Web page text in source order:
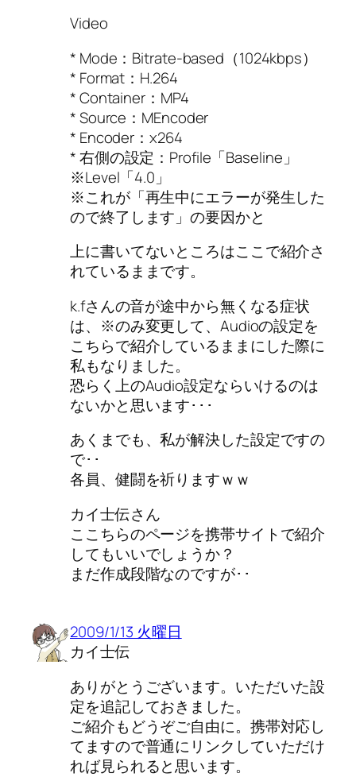
Video
* Mode：Bitrate-based（1024kbps）
* Format：H.264
* Container：MP4
* Source：MEncoder
* Encoder：x264
* 右側の設定：Profile「Baseline」
※Level「4.0」
※これが「再生中にエラーが発生した
ので終了します」の要因かと
上に書いてないところはここで紹介さ
れているままです。
k.fさんの音が途中から無くなる症状
は、※のみ変更して、Audioの設定を
こちらで紹介しているままにした際に
私もなりました。
恐らく上のAudio設定ならいけるのは
ないかと思います･･･
あくまでも、私が解決した設定ですの
で･･
各員、健闘を祈りますｗｗ
カイ士伝さん
ここちらのページを携帯サイトで紹介
してもいいでしょうか？
まだ作成段階なのですが･･
2009/1/13 火曜日
カイ士伝
ありがとうございます。いただいた設
定を追記しておきました。
ご紹介もどうぞご自由に。携帯対応し
てますので普通にリンクしていただけ
れば見られると思います。